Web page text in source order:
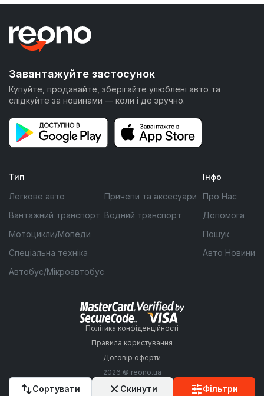
Сортувати Скинути Фільтри
Завантажуйте застосунок
Купуйте, продавайте, зберігайте улюблені авто та
слідкуйте за новинами — коли і де зручно.
Тип
Легкове авто
Вантажний транспорт
Мотоцикли/Мопеди
Спеціальна техніка
Автобус/Мікроавтобус
Причепи та аксесуари
Водний транспорт
Інфо
Про Нас
Допомога
Пошук
Авто Новини
Політика конфіденційності
Правила користування
Договір оферти
2026 © reono.ua